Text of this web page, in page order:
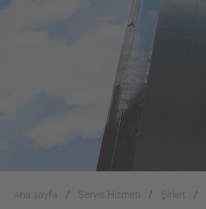
Ana sayfa Servis Hizmeti Şirket